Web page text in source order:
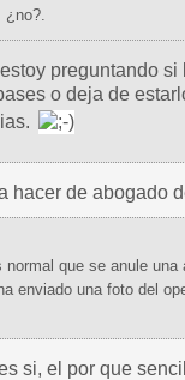
preguntando si
o deja de
hacer de abogado
normal que se anule una
enviado una foto del
si, el por que